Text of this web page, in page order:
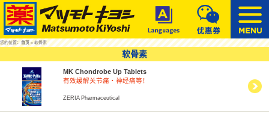
您的位置：首页» 软骨素
软骨素
MK Chondrobe Up Tablets
有效缓解关节痛・神经痛等！
ZERIA Pharmaceutical